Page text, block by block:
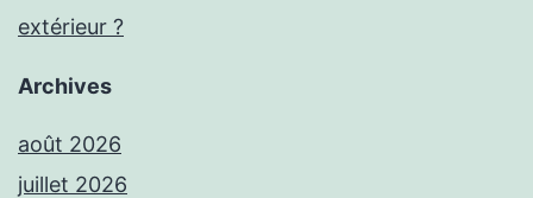
extérieur ?
Archives
août 2026
juillet 2026